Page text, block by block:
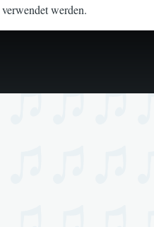
verwendet werden.